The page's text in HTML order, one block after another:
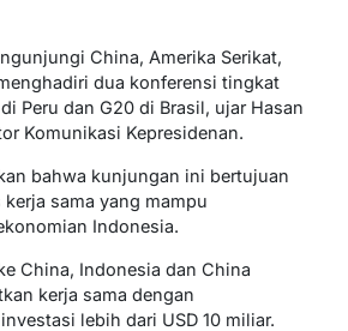
China, Amerika Serikat,
dua konferensi tingkat
Peru dan G20 di Brasil, ujar Hasan
Komunikasi Kepresidenan.
bahwa kunjungan ini bertujuan
sama yang mampu
Indonesia.
China, Indonesia dan China
kerja sama dengan
lebih dari USD 10 miliar.